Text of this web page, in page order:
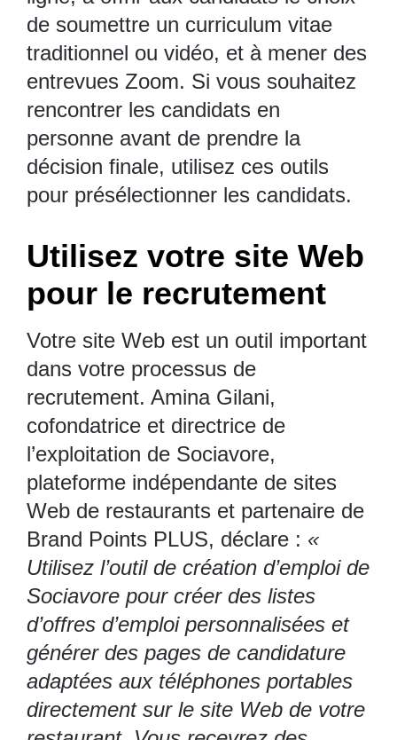
de soumettre un curriculum vitae
traditionnel ou vidéo, et à mener des
entrevues Zoom. Si vous souhaitez
rencontrer les candidats en
personne avant de prendre la
décision finale, utilisez ces outils
pour présélectionner les candidats.
Utilisez votre site Web
pour le recrutement
Votre site Web est un outil important
dans votre processus de
recrutement. Amina Gilani,
cofondatrice et directrice de
l’exploitation de Sociavore,
plateforme indépendante de sites
Web de restaurants et partenaire de
Brand Points PLUS, déclare : «
Utilisez l’outil de création d’emploi de
Sociavore pour créer des listes
d’offres d’emploi personnalisées et
générer des pages de candidature
adaptées aux téléphones portables
directement sur le site Web de votre